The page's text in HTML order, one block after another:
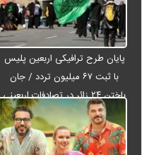
پایان طرح ترافیکی اربعین پلیس
با ثبت ۶۷ میلیون تردد / جان
باختن ۲۴ زائر در تصادفات اربعینی